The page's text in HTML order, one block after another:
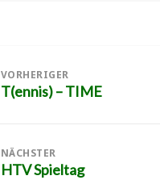
VORHERIGER
Vorheriger
T(ennis) – TIME
NÄCHSTER
Nächster
HTV Spieltag